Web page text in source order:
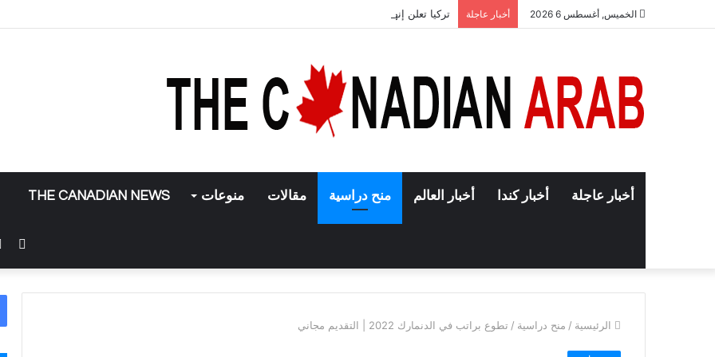
الخميس, أغسطس 6 2026 أخبار عاجلة تركيا تعلن إنهاء حجب تطبيق إنستغرام
أخبار عاجلة أخبار كندا أخبار العالم منح دراسية مقالات منوعات THE CANADIAN NEWS
الرئيسية / منح دراسية / تطوع براتب في الدنمارك 2022 | التقديم مجاني